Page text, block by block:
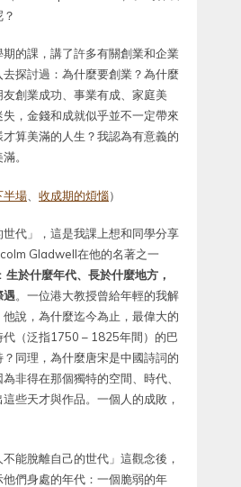
的課，講了許多有關創業和企業
探討過：為什麼要創業？為什麼
創業成功、事業有成、家庭美
，金錢和成就似乎並不一定帶來
算美滿的人生？我認為有意義的
。
半場 收成期的煩惱）
世代」，這是我課上想和同學分享
Gladwell在他的名著之一
生於什麼年代、長於什麼地方，
遇。一位港大教授曾給年輕的我解
說，為什麼迄今為止，最偉大的
代（泛指1750 – 1825年間）的巴
同理，為什麼唐宋是中國詩詞的
非得在那個獨特的空間、時代、
些天才與作品。一個人的成敗，
能脫離自己的世代」這觀念後，
們身處的年代：一個脆弱的年